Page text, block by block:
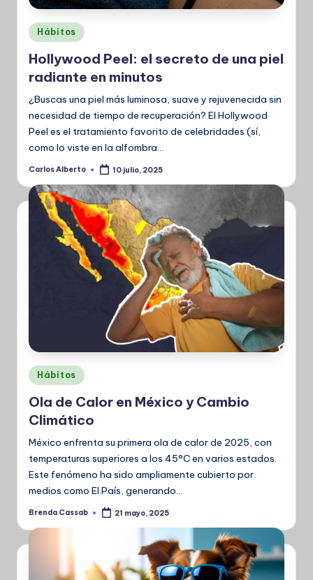
Publicado
en
Hábitos
Hollywood Peel: el secreto de una piel
radiante en minutos
¿Buscas una piel más luminosa, suave y rejuvenecida sin
necesidad de tiempo de recuperación? El Hollywood
Peel es el tratamiento favorito de celebridades (sí,
como lo viste en la alfombra…
Publicado
Carlos Alberto 10 julio, 2025
Publicado
en
Hábitos
Ola de Calor en México y Cambio
Climático
México enfrenta su primera ola de calor de 2025, con
temperaturas superiores a los 45°C en varios estados.
Este fenómeno ha sido ampliamente cubierto por
medios como El País, generando…
Publicado
Brenda Cassab 21 mayo, 2025